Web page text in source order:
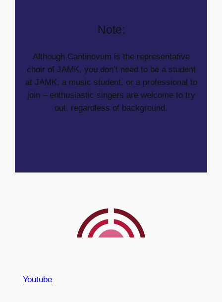
Note:
Although Cantinovum is the representative
choir of JAMK, you don’t need to be a student
at JAMK, a music student, or a professional to
join – enthusiastic singers are welcome to try
out, regardless of background.
Youtube